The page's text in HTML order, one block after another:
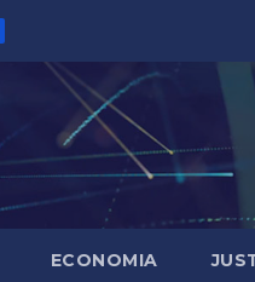
ECONOMIA